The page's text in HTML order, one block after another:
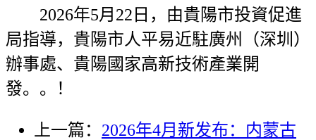
2026年5月22日，由貴陽市投資促進
局指導，貴陽市人平易近駐廣州（深圳）
辦事處、貴陽國家高新技術產業開
發。。！
上一篇： 2026年4月新发布：内蒙古